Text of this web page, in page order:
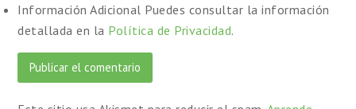
Información Adicional Puedes consultar la información
detallada en la Política de Privacidad.